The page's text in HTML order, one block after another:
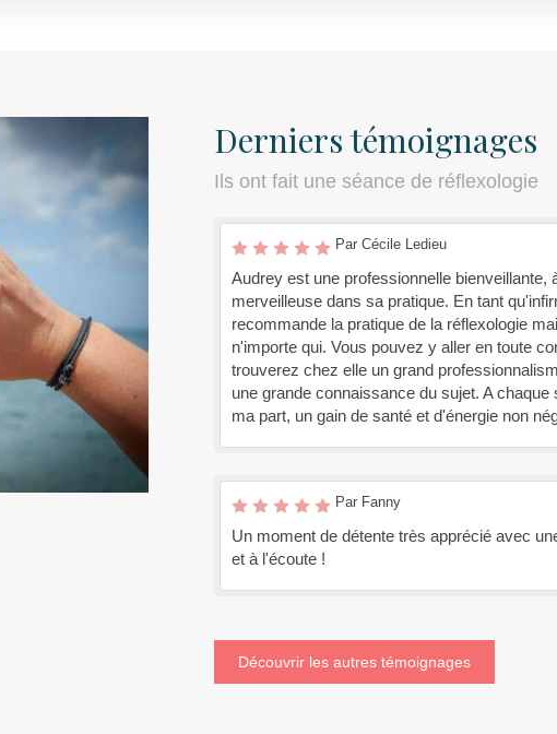
Derniers témoignages
Ils ont fait une séance de réflexologie
Par Cécile Ledieu
Audrey est une professionnelle bienveillante,
merveilleuse dans sa pratique. En tant
recommande la pratique de la réflexologie
n'importe qui. Vous pouvez y aller en toute
trouverez chez elle un grand
une grande connaissance du sujet. A
ma part, un gain de santé et d'énergie non
Par Fanny
Un moment de détente très apprécié avec
et à l'écoute !
Découvrir les autres témoignages